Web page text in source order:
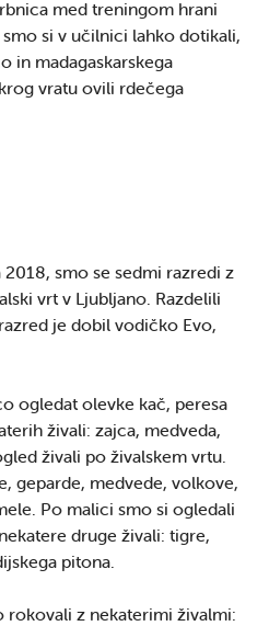
med treningom hrani
si v učilnici lahko dotikali,
in madagaskarskega
vratu ovili rdečega
smo se sedmi razredi z
vrt v Ljubljano. Razdelili
je dobil vodičko Evo,
ogledat olevke kač, peresa
živali: zajca, medveda,
živali po živalskem vrtu.
geparde, medvede, volkove,
Po malici smo si ogledali
druge živali: tigre,
pitona.
rokovali z nekaterimi živalmi: